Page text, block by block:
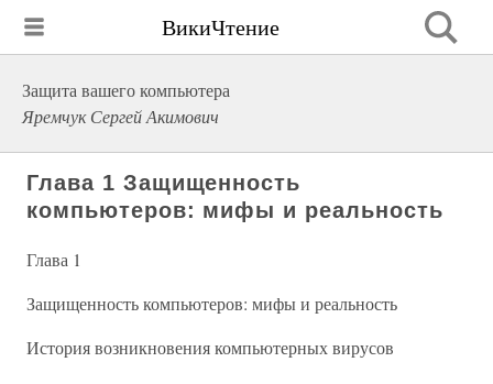
ВикиЧтение
Защита вашего компьютера
Яремчук Сергей Акимович
Глава 1 Защищенность
компьютеров: мифы и реальность
Глава 1
Защищенность компьютеров: мифы и реальность
История возникновения компьютерных вирусов